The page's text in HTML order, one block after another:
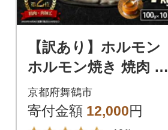
【訳あり】ホルモン
ホルモン焼き 焼肉 シ
マチョウ 中トロホル
モン 自家製西京味噌
焼き 1kg
京都府舞鶴市
寄付金額 12,000円